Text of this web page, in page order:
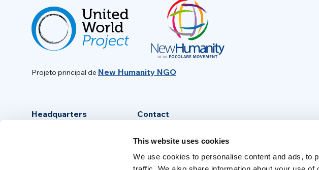
This website uses cookies
We use cookies to personalise content and ads, to
Projeto principal de New Humanity NGO
Headquarters Contact
+39 06 94 31 56 35